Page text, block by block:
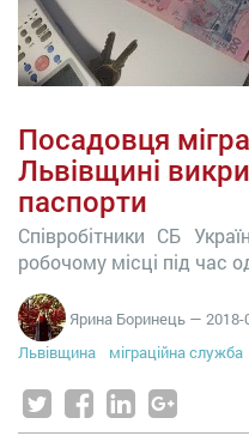
Посадовця
Львівщині
паспорти
Співробітники СБ
робочому місці під час
Ярина Боринець — 2018-
Львівщина
міграційна служба